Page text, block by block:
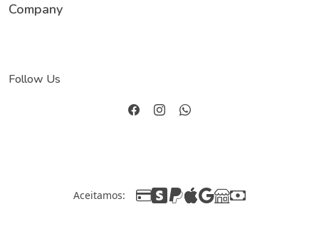
Company
Follow Us
Aceitamos: